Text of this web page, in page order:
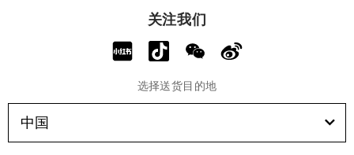
关注我们
选择送货目的地
中国